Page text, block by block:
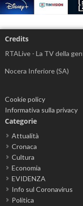
Credits
RTALive - La TV della
Nocera Inferiore (SA)
Cookie policy
Informativa sulla privacy
Categorie
Attualità
Cronaca
Cultura
Economia
EVIDENZA
Info sul Coronavirus
Politica